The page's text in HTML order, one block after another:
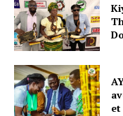
et